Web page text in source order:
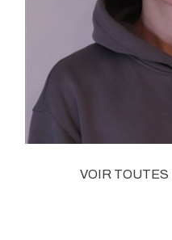
VOIR TOUTES